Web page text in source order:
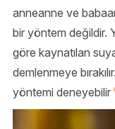
anneanne ve
bir yöntem değildir.
göre kaynatılan
demlenmeye
yöntemi deneyebilir